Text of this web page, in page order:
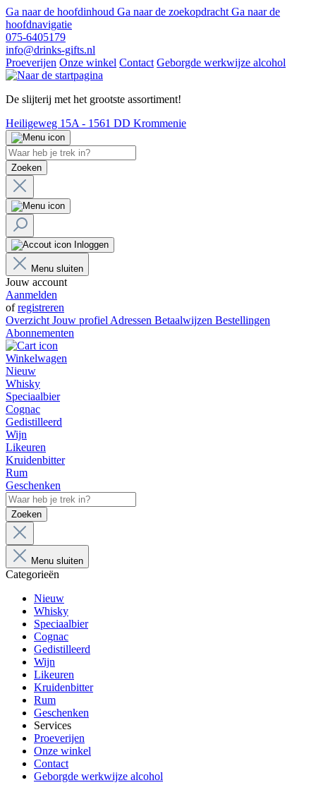
Ga naar de hoofdinhoud Ga naar de zoekopdracht Ga naar de
hoofdnavigatie
075-6405179
info@drinks-gifts.nl
Proeverijen Onze winkel Contact Geborgde werkwijze alcohol
De slijterij met het grootste assortiment!
Heiligeweg 15A - 1561 DD Krommenie
Zoeken
Inloggen
Menu sluiten
Jouw account
Aanmelden
ofregistreren
Overzicht Jouw profiel Adressen Betaalwijzen Bestellingen
Abonnementen
Winkelwagen
Nieuw
Whisky
Speciaalbier
Cognac
Gedistilleerd
Wijn
Likeuren
Kruidenbitter
Rum
Geschenken
Zoeken
Menu sluiten
Categorieën
Nieuw
Whisky
Speciaalbier
Cognac
Gedistilleerd
Wijn
Likeuren
Kruidenbitter
Rum
Geschenken
Services
Proeverijen
Onze winkel
Contact
Geborgde werkwijze alcohol